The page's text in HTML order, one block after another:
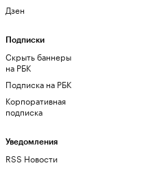
Дзен
Подписки
Скрыть баннеры
на РБК
Подписка на РБК
Корпоративная
подписка
Уведомления
RSS Новости